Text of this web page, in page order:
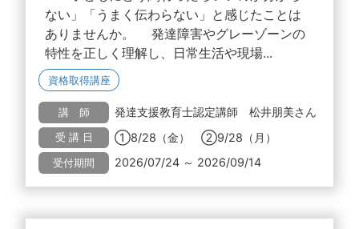
ない」「うまく伝わらない」と感じたことは
ありませんか。 発達障害やグレーゾーンの
特性を正しく理解し、日常生活や現場...
資格取得講座
講 師 発達支援教育士認定講師 松井朋美さん
受 講 日 ①8/28（金） ②9/28（月）
受付期間 2026/07/24 ～ 2026/09/14